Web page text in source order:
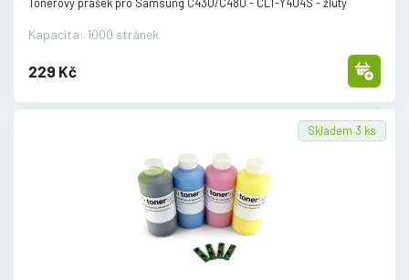
Kapacita: 1000 stránek
229 Kč
Skladem 3 ks